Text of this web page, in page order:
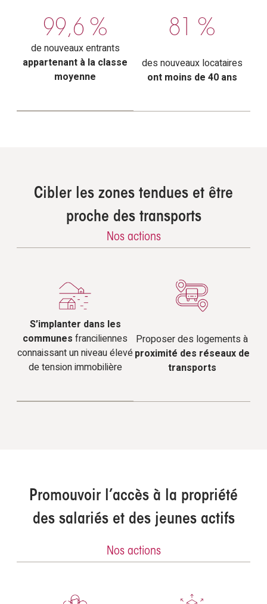
99,6 %
de nouveaux entrants
appartenant à la classe
moyenne
81 %
des nouveaux locataires
ont moins de 40 ans
Cibler les zones tendues et être
proche des transports
Nos actions
S’implanter dans les
communes franciliennes
connaissant un niveau élevé
de tension immobilière
Proposer des logements à
proximité des réseaux de
transports
Promouvoir l’accès à la propriété
des salariés et des jeunes actifs
Nos actions